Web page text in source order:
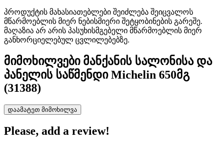
პროდუქტის მახასიათებლები შეიძლება შეიცვალოს
მწარმოებლის მიერ ნებისმიერი შეტყობინების გარეშე.
მაღაზია არ არის პასუხისმგებელი მწარმოებლის მიერ
განხორციელებულ ცვლილებებზე.
მიმოხილვები მანქანის სალონისა და
პანელის საწმენდი Michelin 650მგ
(31388)
დაამატეთ მიმოხილვა
Please, add a review!